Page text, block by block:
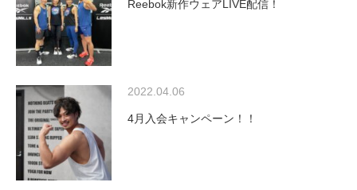
Reebok新作ウェアLIVE配信！
2022.04.06
4月入会キャンペーン！！